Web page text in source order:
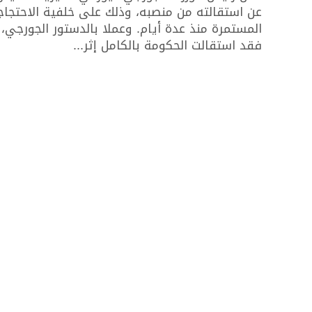
عن استقالته من منصبه، وذلك على خلفية
المستمرة منذ عدة أيام. وعملا بالدستور الجورجي،
فقد استقالت الحكومة بالكامل إثر...